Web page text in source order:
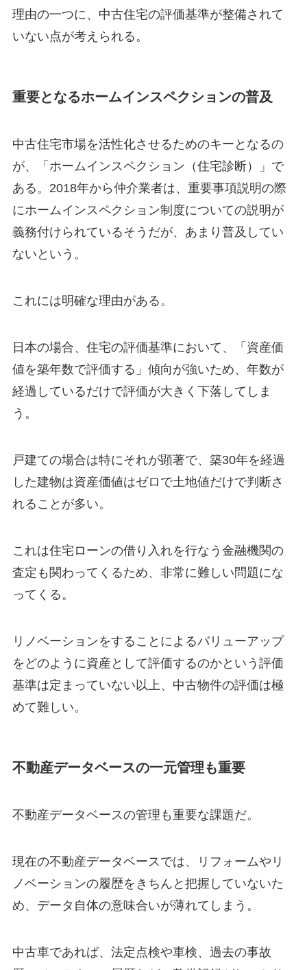
理由の一つに、中古住宅の評価基準が整備されて
いない点が考えられる。
重要となるホームインスペクションの普及
中古住宅市場を活性化させるためのキーとなるの
が、「ホームインスペクション（住宅診断）」で
ある。2018年から仲介業者は、重要事項説明の際
にホームインスペクション制度についての説明が
義務付けられているそうだが、あまり普及してい
ないという。
これには明確な理由がある。
日本の場合、住宅の評価基準において、「資産価
値を築年数で評価する」傾向が強いため、年数が
経過しているだけで評価が大きく下落してしま
う。
戸建ての場合は特にそれが顕著で、築30年を経過
した建物は資産価値はゼロで土地値だけで判断さ
れることが多い。
これは住宅ローンの借り入れを行なう金融機関の
査定も関わってくるため、非常に難しい問題にな
ってくる。
リノベーションをすることによるバリューアップ
をどのように資産として評価するのかという評価
基準は定まっていない以上、中古物件の評価は極
めて難しい。
不動産データベースの一元管理も重要
不動産データベースの管理も重要な課題だ。
現在の不動産データベースでは、リフォームやリ
ノベーションの履歴をきちんと把握していないた
め、データ自体の意味合いが薄れてしまう。
中古車であれば、法定点検や車検、過去の事故